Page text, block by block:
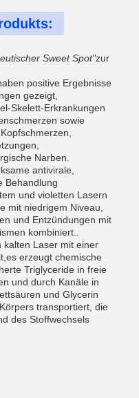
Sweet Spot"zur
positive Ergebnisse
gezeigt,
Skelett-Erkrankungen
sowie
Narben.
antivirale,
Behandlung
und violetten Lasern
mit niedrigem Niveau,
und Entzündungen mit
kombiniert..
kalten Laser mit einer
erzeugt chemische
Triglyceride in freie
und durch Kanäle in
und Glycerin
transportiert, die
des Stoffwechsels